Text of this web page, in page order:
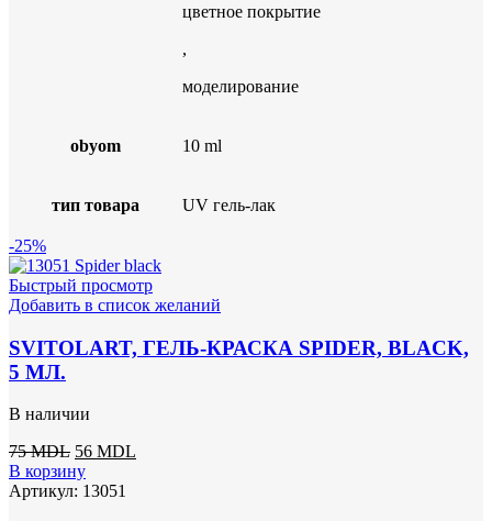
цветное покрытие
,
моделирование
obyom 10 ml
тип товара UV гель-лак
-25%
Быстрый просмотр
Добавить в список желаний
SVITOLART, ГЕЛЬ-КРАСКА SPIDER, BLACK,
5 МЛ.
В наличии
75MDL Первоначальная
цена
составляла
56 MDL
В корзину
Артикул: 13051